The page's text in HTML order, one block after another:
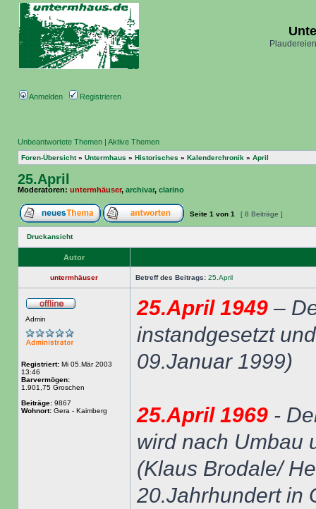
Anmelden Registrieren
Unbeantwortete Themen | Aktive Themen
Foren-Übersicht» Untermhaus » Historisches » Kalenderchronik » April
25.April
Moderatoren: untermhäuser, archivar, clarino
Seite 1 von 1 [ 8 Beiträge ]
Druckansicht
Autor
untermhäuser Betreff des Beitrags: 25.April
Admin
Registriert: Mi 05.Mär 2003
13:46
Barvermögen:
1.901,75 Groschen
Beiträge: 9867
Wohnort: Gera - Kaimberg
25.April 1949 –
instandgesetzt
09.Januar 1999)
25.April 1969 -
wird nach Umbau
(Klaus Brodale/
20.Jahrhundert in